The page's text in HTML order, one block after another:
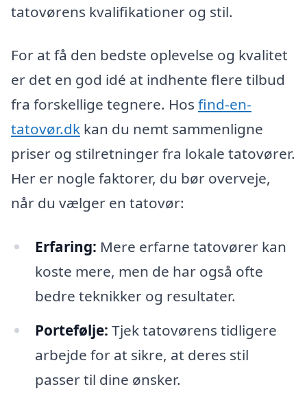
tatovørens kvalifikationer og stil.
For at få den bedste oplevelse og kvalitet
er det en god idé at indhente flere tilbud
fra forskellige tegnere. Hos find-en-
tatovør.dk kan du nemt sammenligne
priser og stilretninger fra lokale tatovører.
Her er nogle faktorer, du bør overveje,
når du vælger en tatovør:
Erfaring: Mere erfarne tatovører kan
koste mere, men de har også ofte
bedre teknikker og resultater.
Portefølje: Tjek tatovørens tidligere
arbejde for at sikre, at deres stil
passer til dine ønsker.